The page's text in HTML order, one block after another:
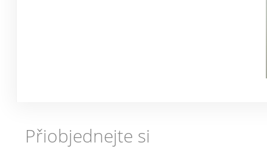
Přiobjednejte si